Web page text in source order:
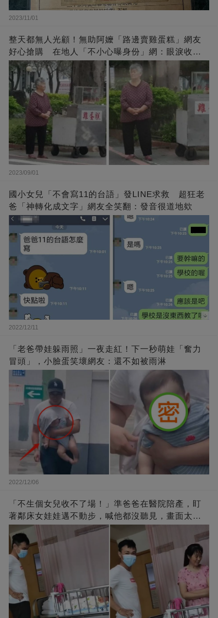
2023/11/01
整天都無人光顧！無助阿嬤「路邊賣雞蛋糕」網友
好心搶購 在地人「不小心曝身份」網：眼淚收回
來了
2023/09/01
國小女兒「不會寫11的台語」發LINE求救 超狂老
爸「神轉化成文字」網友全笑翻：發音很道地欸
2022/12/11
「老爸帶娃躲雨照」一夜走紅！下一秒萌娃「奮力
冒頭」，小臉蛋笑壞網友：還不如被雨淋
2022/12/06
「不生個女兒收不了場！」準爸爸在醫院陪產，盯
著鄰床女娃娃邁不動步，喊他都沒聽見，畫面太有
愛了！